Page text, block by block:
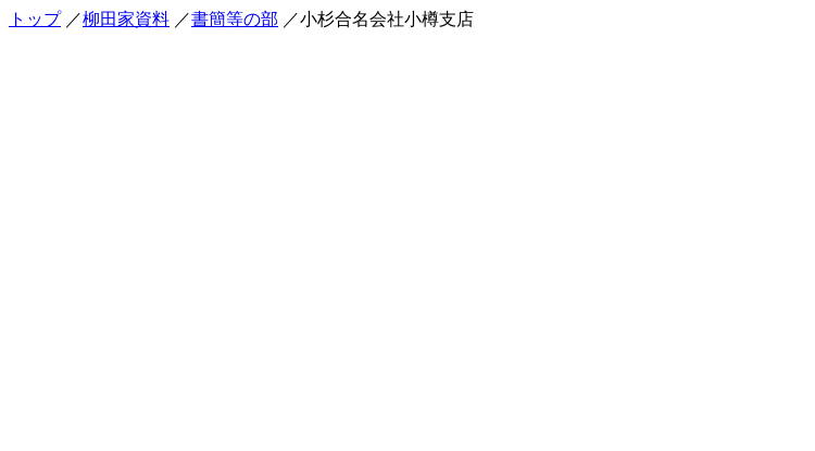
トップ ／柳田家資料 ／書簡等の部 ／小杉合名会社小樽支店